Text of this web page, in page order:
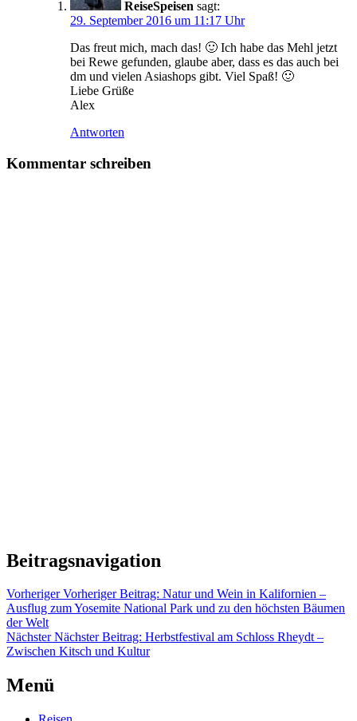
ReiseSpeisen sagt:
29. September 2016 um 11:17 Uhr
Das freut mich, mach das! 🙂 Ich habe das Mehl jetzt
bei Rewe gefunden, glaube aber, dass es das auch bei
dm und vielen Asiashops gibt. Viel Spaß! 🙂
Liebe Grüße
Alex
Antworten
Kommentar schreiben
Beitragsnavigation
Vorheriger Vorheriger Beitrag: Natur und Wein in Kalifornien –
Ausflug zum Yosemite National Park und zu den höchsten Bäumen
der Welt
Nächster Nächster Beitrag: Herbstfestival am Schloss Rheydt –
Zwischen Kitsch und Kultur
Menü